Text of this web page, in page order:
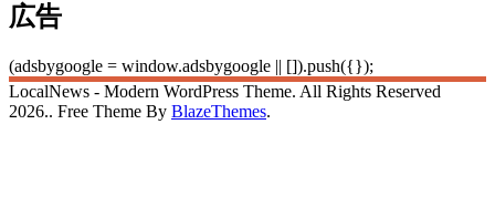
広告
(adsbygoogle = window.adsbygoogle || []).push({});
LocalNews - Modern WordPress Theme. All Rights Reserved
2026.. Free Theme By BlazeThemes.